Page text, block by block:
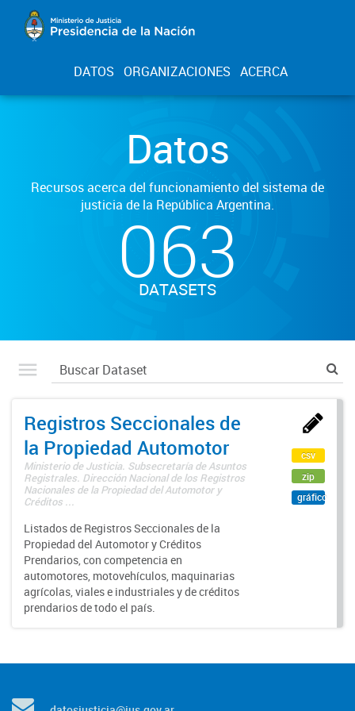
DATOS ORGANIZACIONES ACERCA
Datos
Recursos acerca del funcionamiento del sistema de
justicia de la República Argentina.
063
DATASETS
Registros Seccionales de
la Propiedad Automotor
Ministerio de Justicia. Subsecretaría de Asuntos
Registrales. Dirección Nacional de los Registros
Nacionales de la Propiedad del Automotor y
Créditos ...
Listados de Registros Seccionales de la
Propiedad del Automotor y Créditos
Prendarios, con competencia en
automotores, motovehículos, maquinarias
agrícolas, viales e industriales y de créditos
prendarios de todo el país.
csv
zip
gráfico